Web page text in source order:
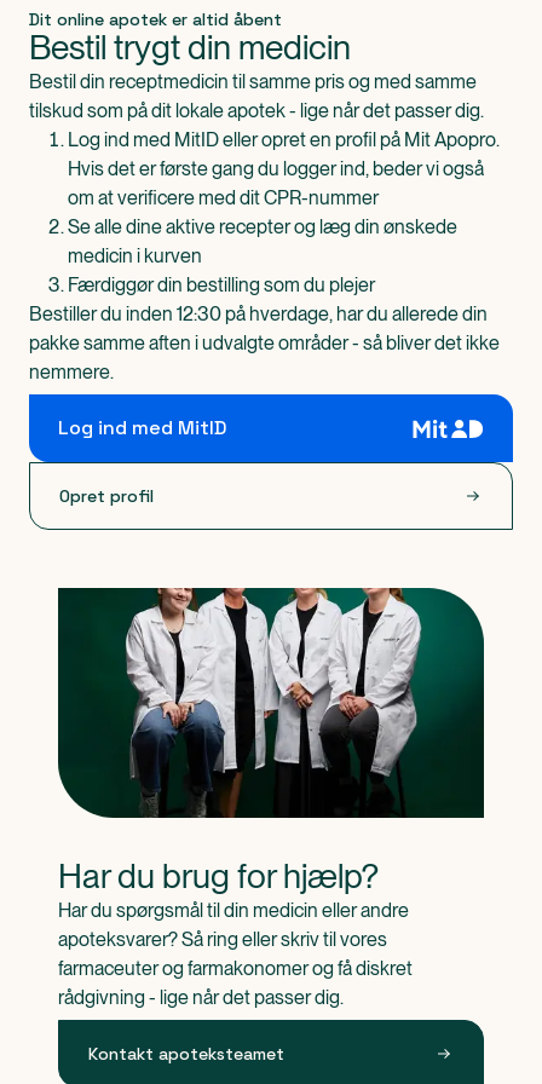
Dit online apotek er altid åbent
Bestil trygt din medicin
Bestil din receptmedicin til samme pris og med samme
tilskud som på dit lokale apotek - lige når det passer dig.
Log ind med MitID eller opret en profil på Mit Apopro.
Hvis det er første gang du logger ind, beder vi også
om at verificere med dit CPR-nummer
Se alle dine aktive recepter og læg din ønskede
medicin i kurven
Færdiggør din bestilling som du plejer
Bestiller du inden 12:30 på hverdage, har du allerede din
pakke samme aften i udvalgte områder - så bliver det ikke
nemmere.
Log ind med MitID
Opret profil
Har du brug for hjælp?
Har du spørgsmål til din medicin eller andre
apoteksvarer? Så ring eller skriv til vores
farmaceuter og farmakonomer og få diskret
rådgivning - lige når det passer dig.
Kontakt apoteksteamet